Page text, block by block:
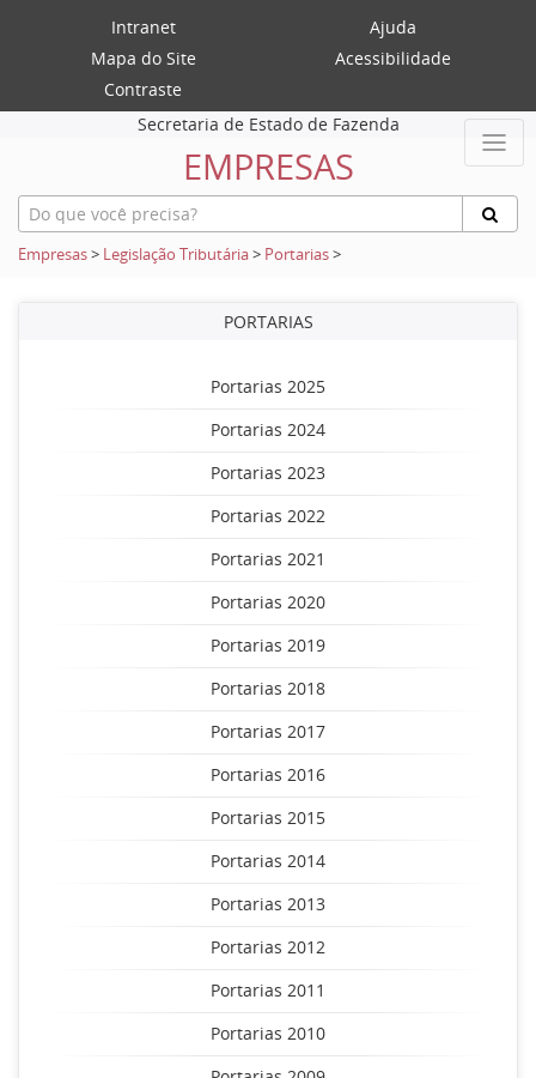
Intranet
Ajuda
Mapa do Site
Acessibilidade
Contraste
Secretaria de Estado de Fazenda
EMPRESAS
Empresas> Legislação Tributária> Portarias>
PORTARIAS
Portarias 2025
Portarias 2024
Portarias 2023
Portarias 2022
Portarias 2021
Portarias 2020
Portarias 2019
Portarias 2018
Portarias 2017
Portarias 2016
Portarias 2015
Portarias 2014
Portarias 2013
Portarias 2012
Portarias 2011
Portarias 2010